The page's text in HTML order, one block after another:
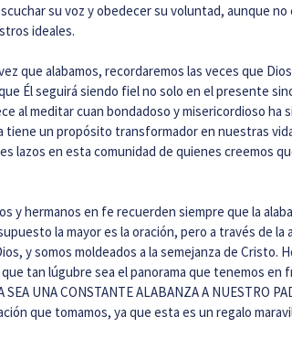
su voz y obedecer su voluntad, aunque
ideales.
que alabamos, recordaremos las veces que
Él seguirá siendo fiel no solo en el presente
al meditar cuan bondadoso y misericordioso ha
tiene un propósito transformador en nuestras
lazos en esta comunidad de quienes creemos
y hermanos en fe recuerden siempre que la
la mayor es la oración, pero a través de la
y somos moldeados a la semejanza de Cristo.
tan lúgubre sea el panorama que tenemos en
SEA UNA CONSTANTE ALABANZA A NUESTRO
que tomamos, ya que esta es un regalo